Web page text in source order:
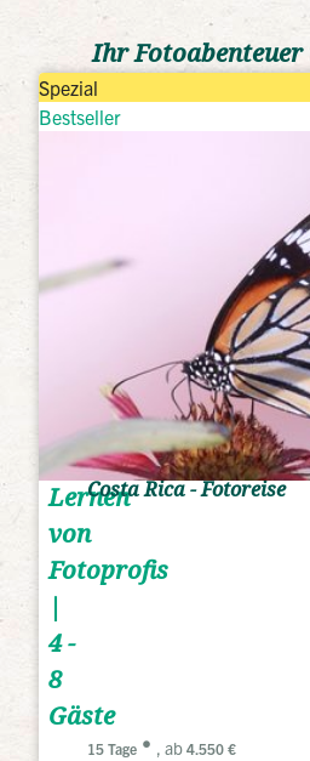
Ihr
Spezial
Bestseller
Lernen
von
Fotoprofis
|
4 -
8
Gäste
Costa Rica - Fotoreise
15 Tage , ab 4.550 €